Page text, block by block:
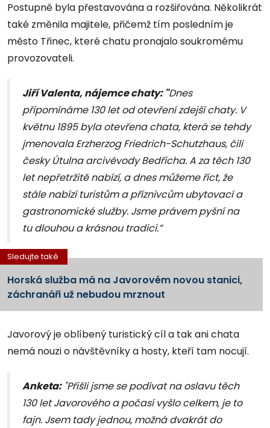
Postupně byla přestavována a rozšiřována. Několikrát
také změnila majitele, přičemž tím posledním je
město Třinec, které chatu pronajalo soukromému
provozovateli.
Jiří Valenta, nájemce chaty: "Dnes
připomínáme 130 let od otevření zdejší chaty. V
květnu 1895 byla otevřena chata, která se tehdy
jmenovala Erzherzog Friedrich-Schutzhaus, čili
česky Útulna arcivévody Bedřicha. A za těch 130
let nepřetržitě nabízí, a dnes můžeme říct, že
stále nabízí turistům a příznivcům ubytovací a
gastronomické služby. Jsme právem pyšní na
tu dlouhou a krásnou tradici.”
Sledujte také
Horská služba má na Javorovém novou stanici,
záchranáři už nebudou mrznout
Javorový je oblíbený turistický cíl a tak ani chata
nemá nouzi o návštěvníky a hosty, kteří tam nocují.
Anketa:"Přišli jsme se podívat na oslavu těch
130 let Javorového a počasí vyšlo celkem, je to
fajn. Jsem tady jednou, možná dvakrát do